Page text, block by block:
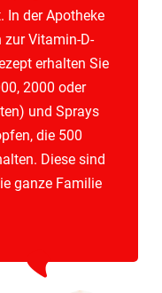
In der Apotheke
Vitamin-D-
erhalten Sie
2000 oder
und Sprays
die 500
Diese sind
ganze Familie